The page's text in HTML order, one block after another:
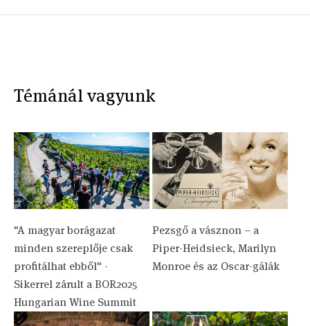
Témánál vagyunk
"A magyar borágazat
minden szereplője csak
profitálhat ebből" -
Sikerrel zárult a BOR2025
Hungarian Wine Summit
Pezsgő a vásznon – a
Piper-Heidsieck, Marilyn
Monroe és az Oscar-gálák